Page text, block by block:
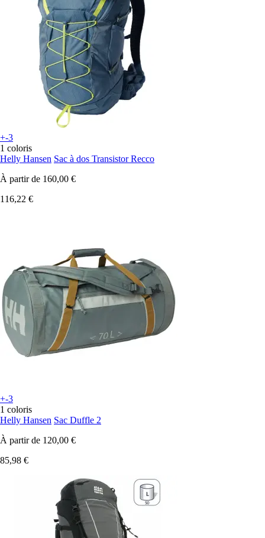
+-3
1 coloris
Helly Hansen Sac à dos Transistor Recco
À partir de 160,00 €
116,22 €
+-3
1 coloris
Helly Hansen Sac Duffle 2
À partir de 120,00 €
85,98 €